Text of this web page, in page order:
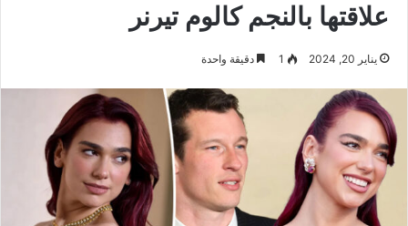
علاقتها بالنجم كالوم تيرنر
يناير 20, 2024 1 دقيقة واحدة